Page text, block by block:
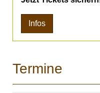
Infos
Termine